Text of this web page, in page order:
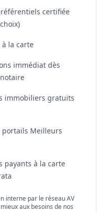
certifiée
à la carte
immédiat dès
immobiliers gratuits
Meilleurs
payants à la carte
interne par le réseau AV
aux besoins de nos